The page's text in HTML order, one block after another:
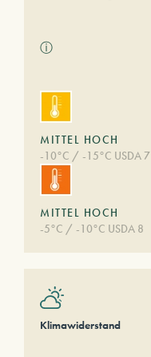
ⓘ
MITTEL HOCH
-10°C / -15°C USDA 7
MITTEL HOCH
-5°C / -10°C USDA 8
Klimawiderstand